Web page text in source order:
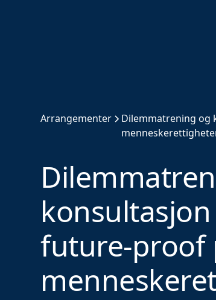
Arrangementer
Dilemmatrening og
future-proof